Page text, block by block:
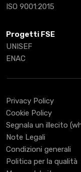
ISO 9001:2015
Progetti FSE
UNISEF
ENAC
Privacy Policy
Cookie Policy
Segnala un illecito
Note Legali
Condizioni generali
Politica per la qualità